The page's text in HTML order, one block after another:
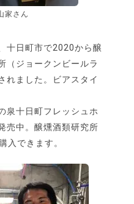
家さん
十日町市で2020から醸
（ジョークンビールラ
れました。ビアスタイ
泉十日町フレッシュホ
売中。醸燻酒類研究所
入できます。